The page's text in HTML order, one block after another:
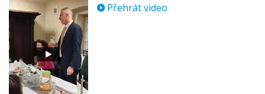
Přehrát video